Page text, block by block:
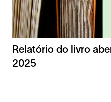
Relatório do livro
2025